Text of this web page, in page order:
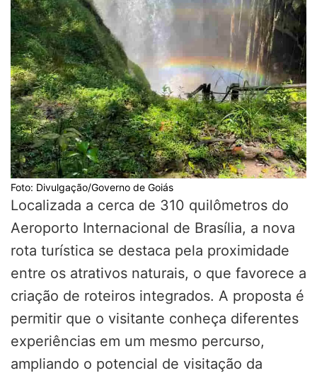
Foto: Divulgação/Governo de Goiás
Localizada a cerca de 310 quilômetros do
Aeroporto Internacional de Brasília, a nova
rota turística se destaca pela proximidade
entre os atrativos naturais, o que favorece a
criação de roteiros integrados. A proposta é
permitir que o visitante conheça diferentes
experiências em um mesmo percurso,
ampliando o potencial de visitação da